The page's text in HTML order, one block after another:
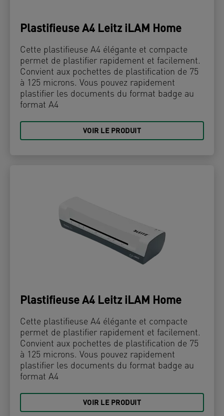
Plastifieuse A4 Leitz iLAM Home
Cette plastifieuse A4 élégante et compacte
permet de plastifier rapidement et facilement.
Convient aux pochettes de plastification de 75
à 125 microns. Vous pouvez rapidement
plastifier les documents du format badge au
format A4
VOIR LE PRODUIT
Plastifieuse A4 Leitz iLAM Home
Cette plastifieuse A4 élégante et compacte
permet de plastifier rapidement et facilement.
Convient aux pochettes de plastification de 75
à 125 microns. Vous pouvez rapidement
plastifier les documents du format badge au
format A4
VOIR LE PRODUIT